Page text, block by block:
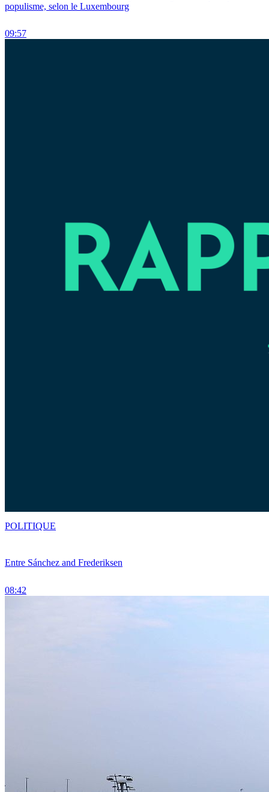
populisme, selon le Luxembourg
09:57
Entre Sánchez and Frederiksen
08:42
POLITIQUE